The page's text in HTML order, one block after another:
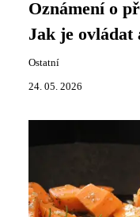
Oznámení o
Jak je ovládat
Ostatní
24. 05. 2026